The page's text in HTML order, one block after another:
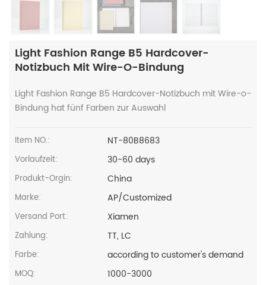
Light Fashion Range B5 Hardcover-
Notizbuch Mit Wire-O-Bindung
Light Fashion Range B5 Hardcover-Notizbuch mit Wire-o-
Bindung hat fünf Farben zur Auswahl
Item NO.: NT-80B8683
Vorlaufzeit: 30-60 days
Produkt-Orgin: China
Marke: AP/Customized
Versand Port: Xiamen
Zahlung: TT, LC
Farbe: according to customer's demand
MOQ: 1000-3000